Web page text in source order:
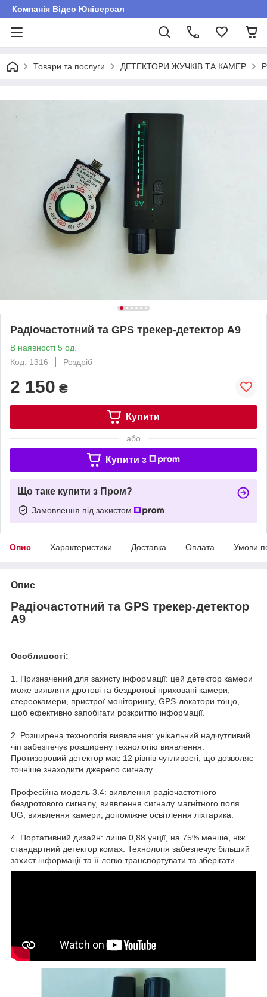
Компанія Відео Юніверсал
Товари та послуги ДЕТЕКТОРИ ЖУЧКІВ ТА КАМЕР
Радіочастотний та GPS трекер-детектор A9
В наявності 5 од.
Код: 1316
Роздріб
2 150 ₴
Купити
або
Купити з
Що таке купити з Пром?
Замовлення під захистом
Опис Характеристики Доставка Оплата Умови
Опис
Радіочастотний та GPS трекер-детектор
A9
Особливості:
1. Призначений для захисту інформації: цей детектор камери
може виявляти дротові та бездротові приховані камери,
стереокамери, пристрої моніторингу, GPS-локатори тощо,
щоб ефективно запобігати розкриттю інформації.
2. Розширена технологія виявлення: унікальний надчутливий
чіп забезпечує розширену технологію виявлення.
Протизоровий детектор має 12 рівнів чутливості, що дозволяє
точніше знаходити джерело сигналу.
Професійна модель 3.4: виявлення радіочастотного
бездротового сигналу, виявлення сигналу магнітного поля
UG, виявлення камери, допоміжне освітлення ліхтарика.
4. Портативний дизайн: лише 0,88 унції, на 75% менше, ніж
стандартний детектор комах. Технологія забезпечує більший
захист інформації та її легко транспортувати та зберігати.